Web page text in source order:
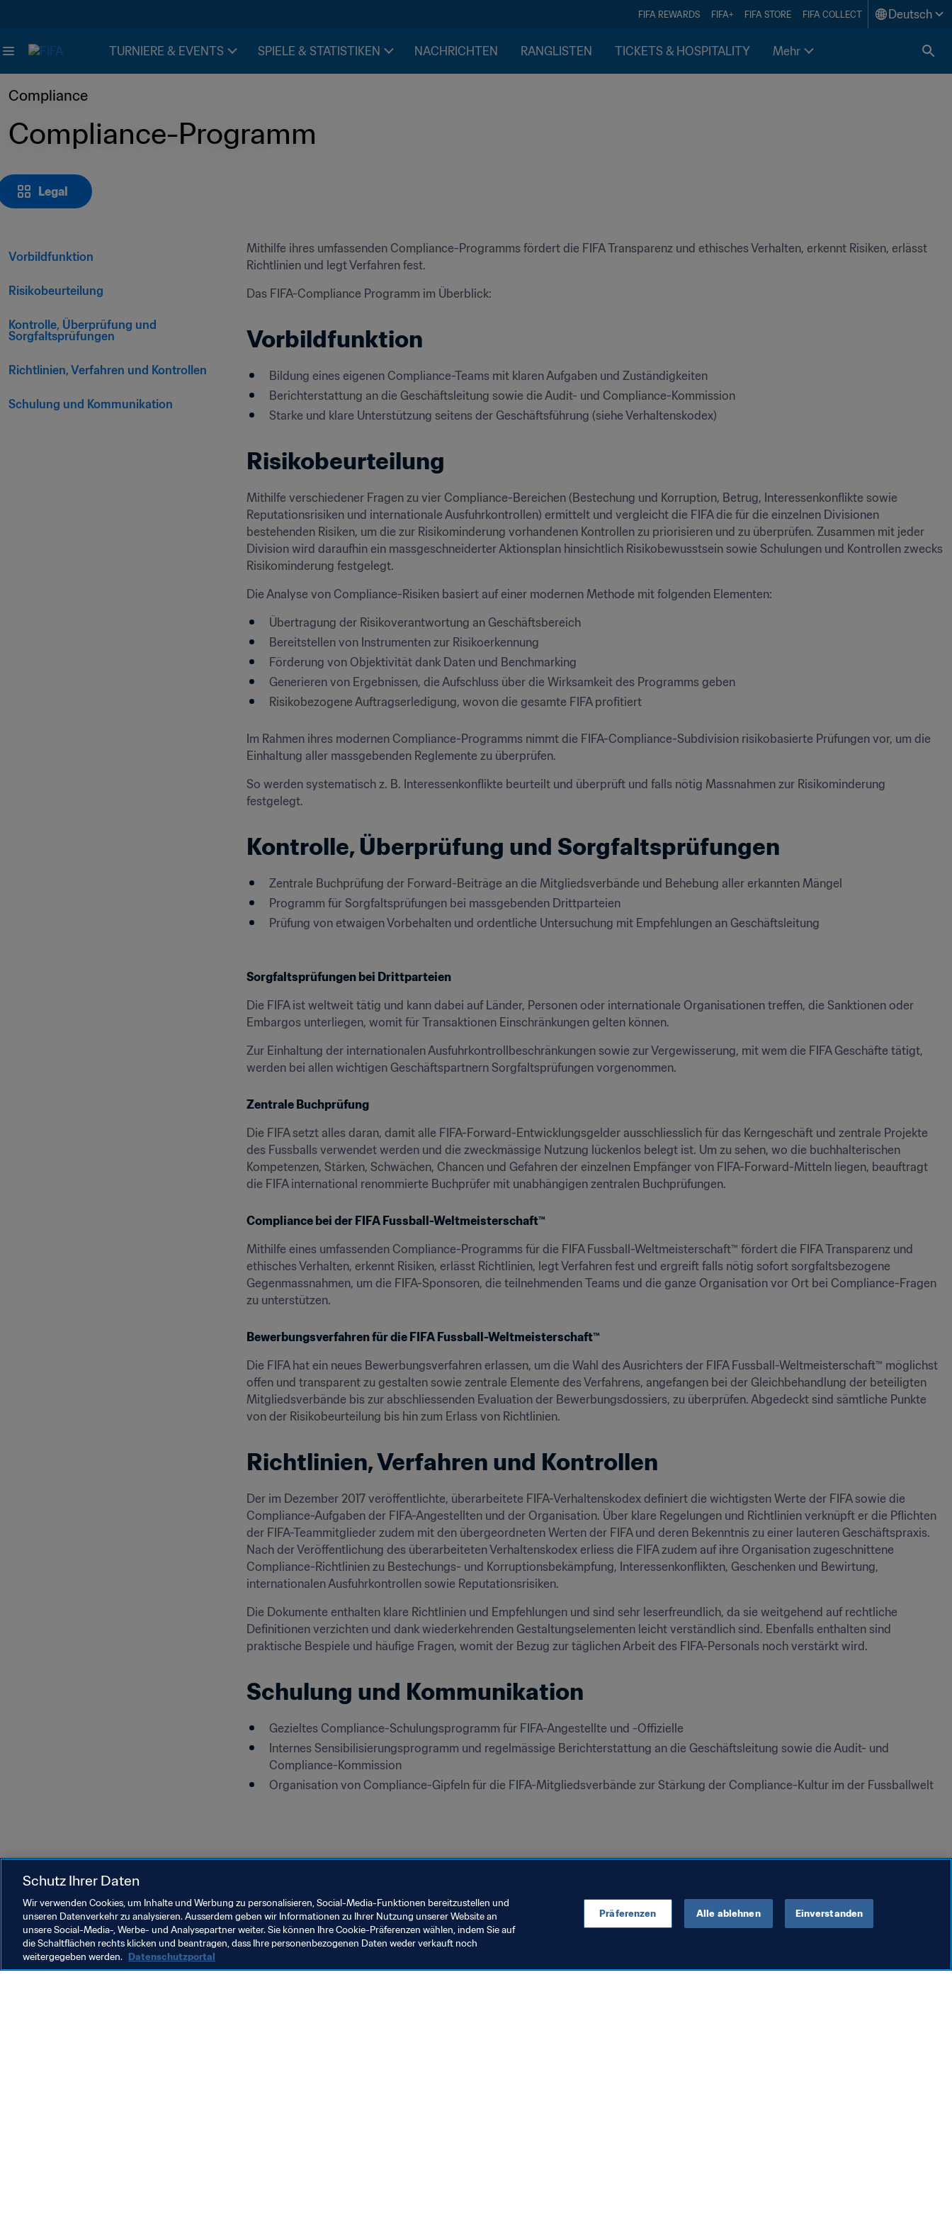
FIFA REWARDS FIFA+ FIFA STORE FIFA COLLECT Deutsch
TURNIERE & EVENTS SPIELE & STATISTIKEN NACHRICHTEN RANGLISTEN TICKETS & HOSPITALITY Mehr
Legal
Compliance
Compliance-Programm
Vorbildfunktion
Risikobeurteilung
Kontrolle, Überprüfung und
Sorgfaltsprüfungen
Richtlinien, Verfahren und Kontrollen
Schulung und Kommunikation
Mithilfe ihres umfassenden Compliance-Programms fördert die FIFA Transparenz und ethisches Verhalten, erkennt Risiken, erlässt
Richtlinien und legt Verfahren fest.
Das FIFA-Compliance Programm im Überblick:
Vorbildfunktion
Bildung eines eigenen Compliance-Teams mit klaren Aufgaben und Zuständigkeiten
Berichterstattung an die Geschäftsleitung sowie die Audit- und Compliance-Kommission
Starke und klare Unterstützung seitens der Geschäftsführung (siehe Verhaltenskodex)
Risikobeurteilung
Mithilfe verschiedener Fragen zu vier Compliance-Bereichen (Bestechung und Korruption, Betrug, Interessenkonflikte sowie
Reputationsrisiken und internationale Ausfuhrkontrollen) ermittelt und vergleicht die FIFA die für die einzelnen Divisionen
bestehenden Risiken, um die zur Risikominderung vorhandenen Kontrollen zu priorisieren und zu überprüfen. Zusammen mit jeder
Division wird daraufhin ein massgeschneiderter Aktionsplan hinsichtlich Risikobewusstsein sowie Schulungen und Kontrollen zwecks
Risikominderung festgelegt.
Die Analyse von Compliance-Risiken basiert auf einer modernen Methode mit folgenden Elementen:
Übertragung der Risikoverantwortung an Geschäftsbereich
Bereitstellen von Instrumenten zur Risikoerkennung
Förderung von Objektivität dank Daten und Benchmarking
Generieren von Ergebnissen, die Aufschluss über die Wirksamkeit des Programms geben
Risikobezogene Auftragserledigung, wovon die gesamte FIFA profitiert
Im Rahmen ihres modernen Compliance-Programms nimmt die FIFA-Compliance-Subdivision risikobasierte Prüfungen vor, um die
Einhaltung aller massgebenden Reglemente zu überprüfen.
So werden systematisch z. B. Interessenkonflikte beurteilt und überprüft und falls nötig Massnahmen zur Risikominderung
festgelegt.
Kontrolle, Überprüfung und Sorgfaltsprüfungen
Zentrale Buchprüfung der Forward-Beiträge an die Mitgliedsverbände und Behebung aller erkannten Mängel
Programm für Sorgfaltsprüfungen bei massgebenden Drittparteien
Prüfung von etwaigen Vorbehalten und ordentliche Untersuchung mit Empfehlungen an Geschäftsleitung
Sorgfaltsprüfungen bei Drittparteien
Die FIFA ist weltweit tätig und kann dabei auf Länder, Personen oder internationale Organisationen treffen, die Sanktionen oder
Embargos unterliegen, womit für Transaktionen Einschränkungen gelten können.
Zur Einhaltung der internationalen Ausfuhrkontrollbeschränkungen sowie zur Vergewisserung, mit wem die FIFA Geschäfte tätigt,
werden bei allen wichtigen Geschäftspartnern Sorgfaltsprüfungen vorgenommen.
Zentrale Buchprüfung
Die FIFA setzt alles daran, damit alle FIFA-Forward-Entwicklungsgelder ausschliesslich für das Kerngeschäft und zentrale Projekte
des Fussballs verwendet werden und die zweckmässige Nutzung lückenlos belegt ist. Um zu sehen, wo die buchhalterischen
Kompetenzen, Stärken, Schwächen, Chancen und Gefahren der einzelnen Empfänger von FIFA-Forward-Mitteln liegen, beauftragt
die FIFA international renommierte Buchprüfer mit unabhängigen zentralen Buchprüfungen.
Compliance bei der FIFA Fussball-Weltmeisterschaft™
Mithilfe eines umfassenden Compliance-Programms für die FIFA Fussball-Weltmeisterschaft™ fördert die FIFA Transparenz und
ethisches Verhalten, erkennt Risiken, erlässt Richtlinien, legt Verfahren fest und ergreift falls nötig sofort sorgfaltsbezogene
Gegenmassnahmen, um die FIFA-Sponsoren, die teilnehmenden Teams und die ganze Organisation vor Ort bei Compliance-Fragen
zu unterstützen.
Bewerbungsverfahren für die FIFA Fussball-Weltmeisterschaft™
Die FIFA hat ein neues Bewerbungsverfahren erlassen, um die Wahl des Ausrichters der FIFA Fussball-Weltmeisterschaft™ möglichst
offen und transparent zu gestalten sowie zentrale Elemente des Verfahrens, angefangen bei der Gleichbehandlung der beteiligten
Mitgliedsverbände bis zur abschliessenden Evaluation der Bewerbungsdossiers, zu überprüfen. Abgedeckt sind sämtliche Punkte
von der Risikobeurteilung bis hin zum Erlass von Richtlinien.
Richtlinien, Verfahren und Kontrollen
Der im Dezember 2017 veröffentlichte, überarbeitete FIFA-Verhaltenskodex definiert die wichtigsten Werte der FIFA sowie die
Compliance-Aufgaben der FIFA-Angestellten und der Organisation. Über klare Regelungen und Richtlinien verknüpft er die Pflichten
der FIFA-Teammitglieder zudem mit den übergeordneten Werten der FIFA und deren Bekenntnis zu einer lauteren Geschäftspraxis.
Nach der Veröffentlichung des überarbeiteten Verhaltenskodex erliess die FIFA zudem auf ihre Organisation zugeschnittene
Compliance-Richtlinien zu Bestechungs- und Korruptionsbekämpfung, Interessenkonflikten, Geschenken und Bewirtung,
internationalen Ausfuhrkontrollen sowie Reputationsrisiken.
Die Dokumente enthalten klare Richtlinien und Empfehlungen und sind sehr leserfreundlich, da sie weitgehend auf rechtliche
Definitionen verzichten und dank wiederkehrenden Gestaltungselementen leicht verständlich sind. Ebenfalls enthalten sind
praktische Bespiele und häufige Fragen, womit der Bezug zur täglichen Arbeit des FIFA-Personals noch verstärkt wird.
Schulung und Kommunikation
Gezieltes Compliance-Schulungsprogramm für FIFA-Angestellte und -Offizielle
Internes Sensibilisierungsprogramm und regelmässige Berichterstattung an die Geschäftsleitung sowie die Audit- und
Compliance-Kommission
Organisation von Compliance-Gipfeln für die FIFA-Mitgliedsverbände zur Stärkung der Compliance-Kultur im der Fussballwelt
Zuletzt aktualisiert: Dienstag, 17. Juni 2025 um 13:59
Schutz Ihrer Daten
Wir verwenden Cookies, um Inhalte und Werbung zu personalisieren, Social-Media-Funktionen bereitzustellen und
unseren Datenverkehr zu analysieren. Ausserdem geben wir Informationen zu Ihrer Nutzung unserer Website an
unsere Social-Media-, Werbe- und Analysepartner weiter. Sie können Ihre Cookie-Präferenzen wählen, indem Sie auf
die Schaltflächen rechts klicken und beantragen, dass Ihre personenbezogenen Daten weder verkauft noch
weitergegeben werden. Datenschutzportal
Präferenzen Alle ablehnen Einverstanden